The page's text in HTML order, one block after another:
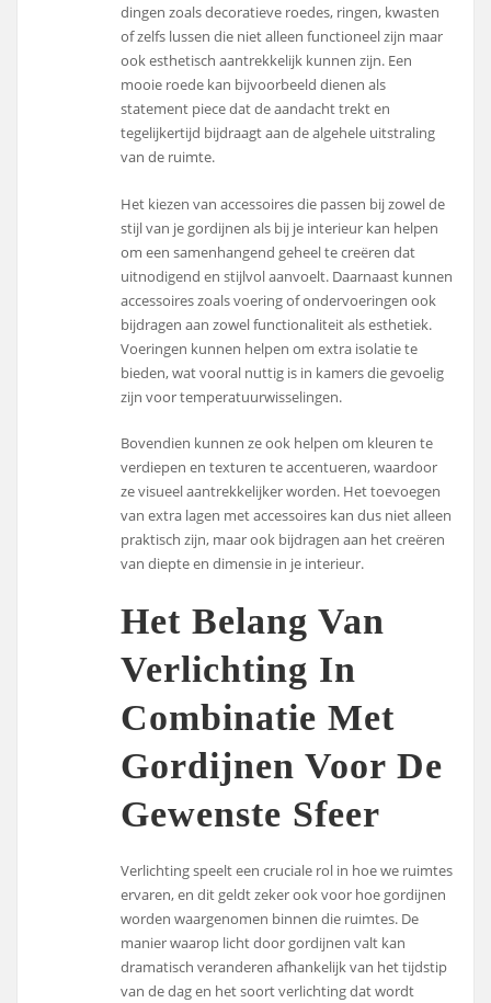
dingen zoals decoratieve roedes, ringen, kwasten
of zelfs lussen die niet alleen functioneel zijn maar
ook esthetisch aantrekkelijk kunnen zijn. Een
mooie roede kan bijvoorbeeld dienen als
statement piece dat de aandacht trekt en
tegelijkertijd bijdraagt aan de algehele uitstraling
van de ruimte.
Het kiezen van accessoires die passen bij zowel de
stijl van je gordijnen als bij je interieur kan helpen
om een samenhangend geheel te creëren dat
uitnodigend en stijlvol aanvoelt. Daarnaast kunnen
accessoires zoals voering of ondervoeringen ook
bijdragen aan zowel functionaliteit als esthetiek.
Voeringen kunnen helpen om extra isolatie te
bieden, wat vooral nuttig is in kamers die gevoelig
zijn voor temperatuurwisselingen.
Bovendien kunnen ze ook helpen om kleuren te
verdiepen en texturen te accentueren, waardoor
ze visueel aantrekkelijker worden. Het toevoegen
van extra lagen met accessoires kan dus niet alleen
praktisch zijn, maar ook bijdragen aan het creëren
van diepte en dimensie in je interieur.
Het Belang Van
Verlichting In
Combinatie Met
Gordijnen Voor De
Gewenste Sfeer
Verlichting speelt een cruciale rol in hoe we ruimtes
ervaren, en dit geldt zeker ook voor hoe gordijnen
worden waargenomen binnen die ruimtes. De
manier waarop licht door gordijnen valt kan
dramatisch veranderen afhankelijk van het tijdstip
van de dag en het soort verlichting dat wordt